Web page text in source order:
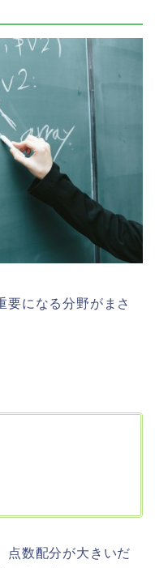
要になる分野がまさ
点数配分が大きいだ